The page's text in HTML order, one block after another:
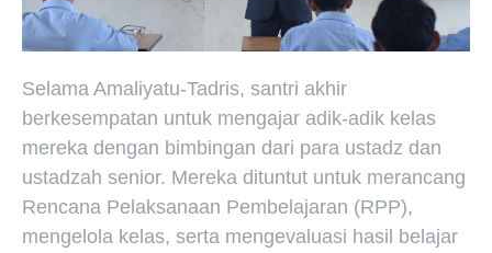
Selama Amaliyatu-Tadris, santri akhir
berkesempatan untuk mengajar adik-adik kelas
mereka dengan bimbingan dari para ustadz dan
ustadzah senior. Mereka dituntut untuk merancang
Rencana Pelaksanaan Pembelajaran (RPP),
mengelola kelas, serta mengevaluasi hasil belajar